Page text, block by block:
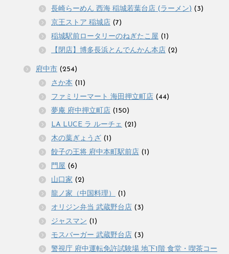
長崎らーめん 西海 稲城若葉台店 (ラーメン) (3)
京王ストア 稲城店 (7)
稲城駅前ロータリーのねぎたこ屋 (1)
【閉店】博多長浜とんでんかん本店 (2)
府中市 (254)
さか本 (11)
ファミリーマート 海田押立町店 (44)
夢庵 府中押立町店 (150)
LA LUCE ラ ルーチェ (21)
木の葉ぎょうざ (1)
餃子の王将 府中本町駅前店 (1)
門屋 (6)
山口家 (2)
龍ノ家（中国料理）
(1)
オリジン弁当 武蔵野台店 (3)
ジャスマン (1)
モスバーガー 武蔵野台店 (3)
警視庁 府中運転免許試験場 地下1階 食堂・喫茶コー